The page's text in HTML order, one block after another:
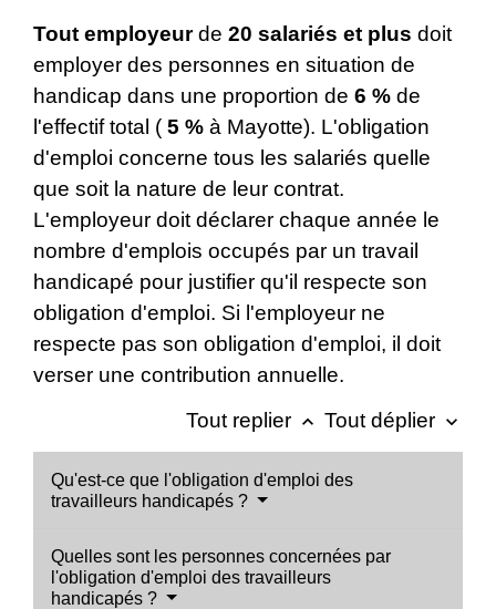
Tout employeurde 20 salariés et plus doit
employer des personnes en situation de
handicap dans une proportion de 6 % de
l'effectif total ( 5 % à Mayotte). L'obligation
d'emploi concerne tous les salariés quelle
que soit la nature de leur contrat.
L'employeur doit déclarer chaque année le
nombre d'emplois occupés par un travail
handicapé pour justifier qu'il respecte son
obligation d'emploi. Si l'employeur ne
respecte pas son obligation d'emploi, il doit
verser une contribution annuelle.
Tout replier keyboard_arrow_up Tout déplier keyboard_arrow_down
Qu'est-ce que l'obligation d'emploi des
travailleurs handicapés ?
Quelles sont les personnes concernées par
l'obligation d'emploi des travailleurs
handicapés ?